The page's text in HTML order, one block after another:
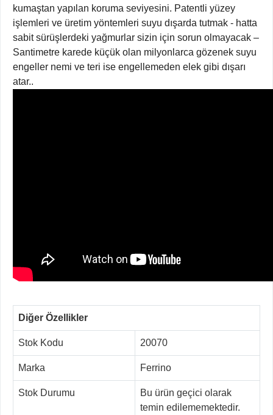
kumaştan yapılan koruma seviyesini. Patentli yüzey
işlemleri ve üretim yöntemleri suyu dışarda tutmak - hatta
sabit sürüşlerdeki yağmurlar sizin için sorun olmayacak –
Santimetre karede küçük olan milyonlarca gözenek suyu
engeller nemi ve teri ise engellemeden elek gibi dışarı
atar..
Diğer Özellikler
Stok Kodu 20070
Marka Ferrino
Stok Durumu
Bu ürün geçici olarak
temin edilememektedir.